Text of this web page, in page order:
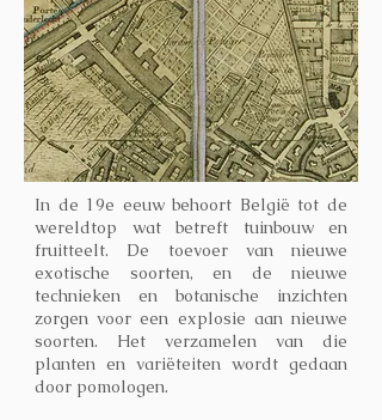
In de 19e eeuw behoort België tot de
wereldtop wat betreft tuinbouw en
fruitteelt. De toevoer van nieuwe
exotische soorten, en de nieuwe
technieken en botanische inzichten
zorgen voor een explosie aan nieuwe
soorten. Het verzamelen van die
planten en variëteiten wordt gedaan
door pomologen.